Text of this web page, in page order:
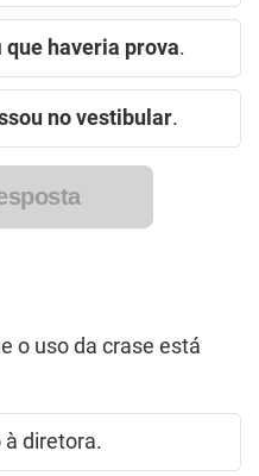
que haveria prova.
no vestibular.
o uso da crase está
à diretora.